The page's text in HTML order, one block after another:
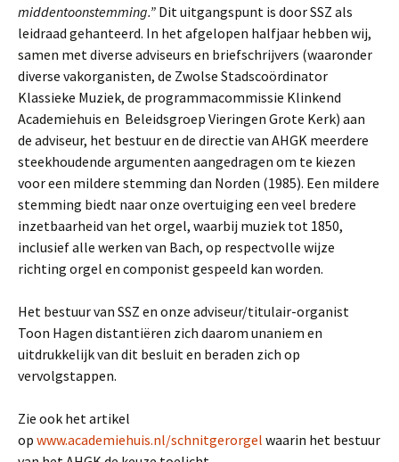
middentoonstemming.” Dit uitgangspunt is door SSZ als
leidraad gehanteerd. In het afgelopen halfjaar hebben wij,
samen met diverse adviseurs en briefschrijvers (waaronder
diverse vakorganisten, de Zwolse Stadscoördinator
Klassieke Muziek, de programmacommissie Klinkend
Academiehuis en Beleidsgroep Vieringen Grote Kerk) aan
de adviseur, het bestuur en de directie van AHGK meerdere
steekhoudende argumenten aangedragen om te kiezen
voor een mildere stemming dan Norden (1985). Een mildere
stemming biedt naar onze overtuiging een veel bredere
inzetbaarheid van het orgel, waarbij muziek tot 1850,
inclusief alle werken van Bach, op respectvolle wijze
richting orgel en componist gespeeld kan worden.
Het bestuur van SSZ en onze adviseur/titulair-organist
Toon Hagen distantiëren zich daarom unaniem en
uitdrukkelijk van dit besluit en beraden zich op
vervolgstappen.
Zie ook het artikel
op www.academiehuis.nl/schnitgerorgel waarin het bestuur